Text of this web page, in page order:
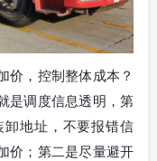
价，控制整体成本？
是调度信息透明，第
地址，不要报错信
价；第二是尽量避开